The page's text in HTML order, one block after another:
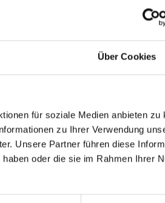
Über Cookies
für soziale Medien anbieten zu
zu Ihrer Verwendung
Unsere Partner führen diese
oder die sie im Rahmen Ihrer
im
Tannenbaum und